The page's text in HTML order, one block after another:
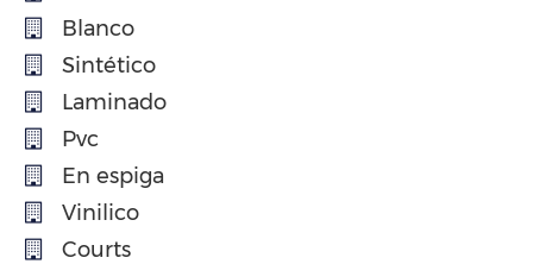
Blanco
Sintético
Laminado
Pvc
En espiga
Vinilico
Courts